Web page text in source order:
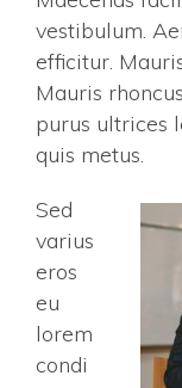
vestibulum.
efficitur.
Mauris
purus ultrices
quis metus.
Sed
varius
eros
eu
lorem
condi